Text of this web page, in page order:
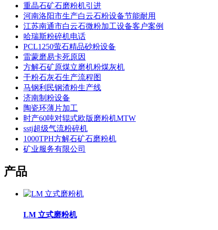
重晶石矿石磨粉机引进
河南洛阳市生产白云石粉设备节能耐用
江苏南通市白云石微粉加工设备客户案例
哈瑞斯粉碎机电话
PCL1250萤石精品砂粉设备
雷蒙磨易卡死原因
方解石矿原煤立磨机粉煤灰机
干粉石灰石生产流程图
马钢利民钢渣粉生产线
济南制粉设备
陶瓷环薄片加工
时产60吨对辊式欧版磨粉机MTW
sstj超级气流粉碎机
1000TPH方解石矿石磨粉机
矿业服务有限公司
产品
LM 立式磨粉机